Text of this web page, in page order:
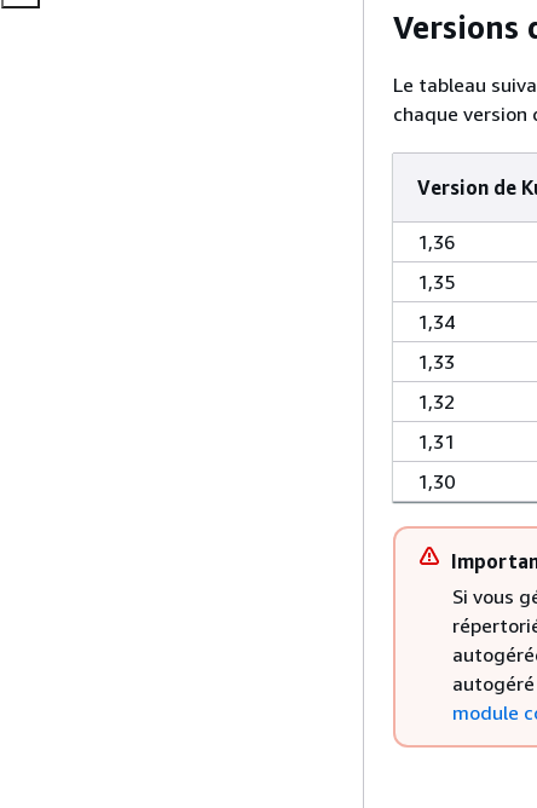
Versions
Le tableau
chaque version
Version de
1,36
1,35
1,34
1,33
1,32
1,31
1,30
Si vous
module